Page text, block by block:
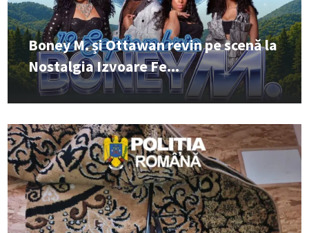
Boney M. și Ottawan revin pe scenă la
Nostalgia Izvoare Fe...